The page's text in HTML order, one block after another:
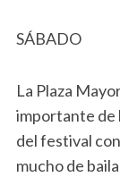
SÁBADO
La Plaza
importante de
del festival
mucho de